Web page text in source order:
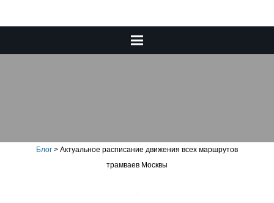
Блог > Актуальное расписание движения всех маршрутов
трамваев Москвы